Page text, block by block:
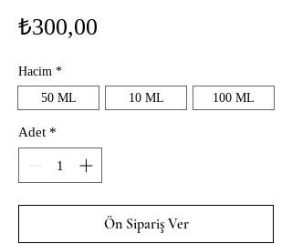
₺300,00
Hacim *
50 ML
10 ML 100 ML
Adet *
Ön Sipariş Ver